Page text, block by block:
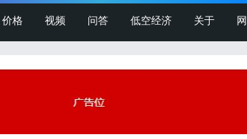
价格 视频 问答 低空经济 关于